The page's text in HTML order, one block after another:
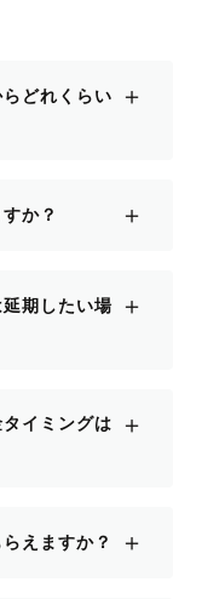
どれくらい
＋
か？ ＋
期したい場
＋
イミングは
＋
えますか？ ＋